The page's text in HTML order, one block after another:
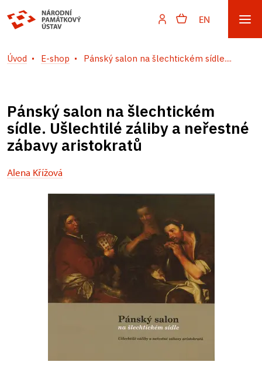
EN
Úvod E-shop Pánský salon na šlechtickém sídle....
Pánský salon na šlechtickém
sídle. Ušlechtilé záliby a neřestné
zábavy aristokratů
Alena Křížová